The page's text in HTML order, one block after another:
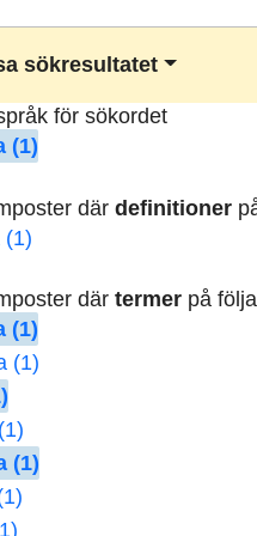
sökresultatet
för sökordet
(1)
därdefinitioner
(1)
därtermer på
(1)
(1)
(1)